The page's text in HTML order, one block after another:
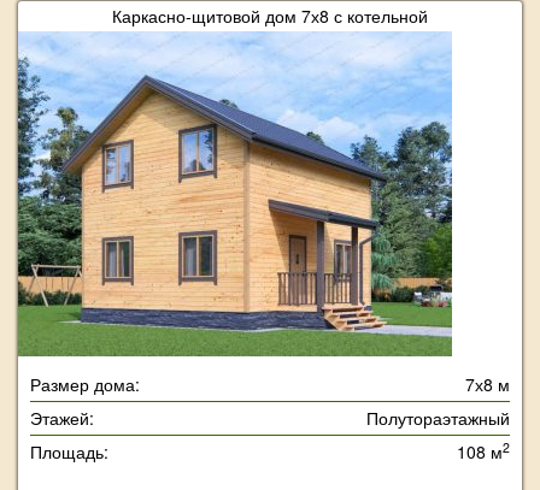
Каркасно-щитовой дом 7х8 с котельной
Размер дома:
7х8 м
Этажей:
Полутораэтажный
Площадь:
108 м2